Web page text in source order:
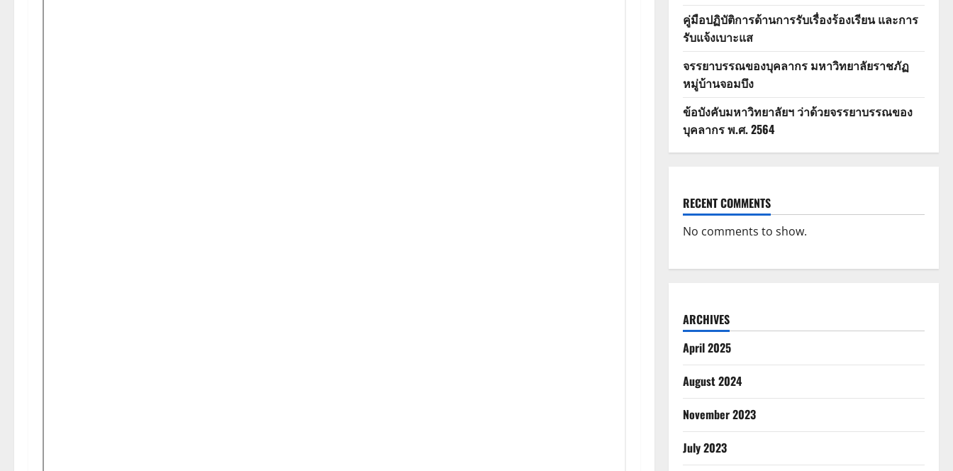
คู่มือปฏิบัติการด้านการรับเรื่องร้องเรียน และการ
รับแจ้งเบาะแส
จรรยาบรรณของบุคลากร มหาวิทยาลัยราชภัฏ
หมู่บ้านจอมบึง
ข้อบังคับมหาวิทยาลัยฯ ว่าด้วยจรรยาบรรณของ
บุคลากร พ.ศ. 2564
RECENT COMMENTS
No comments to show.
ARCHIVES
April 2025
August 2024
November 2023
July 2023